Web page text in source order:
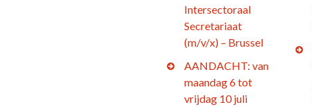
Intersectoraal
Secretariaat
(m/v/x) – Brussel
AANDACHT: van
maandag 6 tot
vrijdag 10 juli